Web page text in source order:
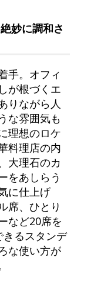
妙に調和さ
手。オフィ
が根づくエ
りながら人
な雰囲気も
理想のロケ
料理店の内
大理石のカ
をあしらう
に仕上げ
席、ひとり
など20席を
るスタンデ
な使い方が